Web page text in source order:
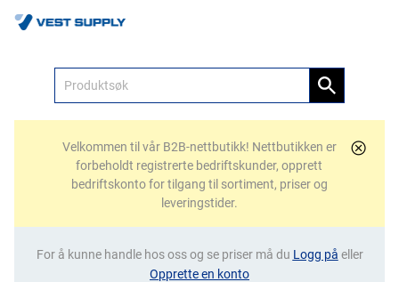
Velkommen til vår B2B-nettbutikk! Nettbutikken er
forbeholdt registrerte bedriftskunder, opprett
bedriftskonto for tilgang til sortiment, priser og
leveringstider.
For å kunne handle hos oss og se priser må du Logg på eller
Opprette en konto